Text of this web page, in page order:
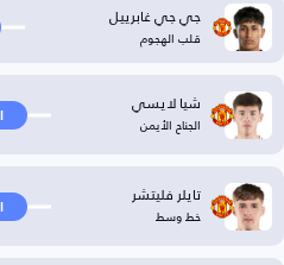
جي جي غابرييل
قلب الهجوم
شيا لايسي
الجناح الأيمن
تايلر فليتشر
خط وسط